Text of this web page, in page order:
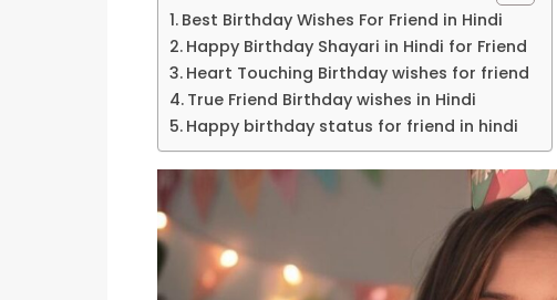
Best Birthday Wishes For Friend in Hindi
Happy Birthday Shayari in Hindi for Friend
Heart Touching Birthday wishes for friend
True Friend Birthday wishes in Hindi
Happy birthday status for friend in hindi